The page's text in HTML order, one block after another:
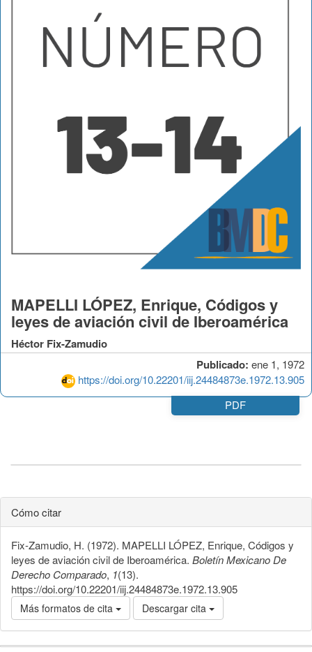
Publicado: ene 1, 1972
https://doi.org/10.22201/iij.24484873e.1972.13.905
MAPELLI LÓPEZ, Enrique, Códigos y
leyes de aviación civil de Iberoamérica
Héctor Fix-Zamudio
PDF
Cómo citar
Fix-Zamudio, H. (1972). MAPELLI LÓPEZ, Enrique, Códigos y
leyes de aviación civil de Iberoamérica. Boletín Mexicano De
Derecho Comparado, 1(13).
https://doi.org/10.22201/iij.24484873e.1972.13.905
Más formatos de cita Descargar cita